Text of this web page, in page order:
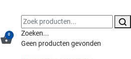
shopping_basket
0
Zoeken...
Geen producten gevonden